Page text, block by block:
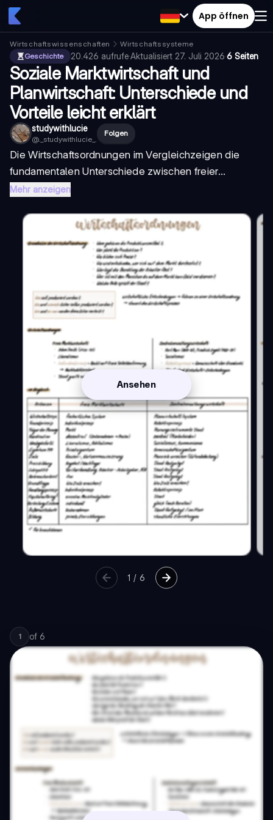
App öffnen
Wirtschaftswissenschaften
Wirtschaftssysteme
Geschichte
20.426 aufrufe·Aktualisiert 27. Juli 2026·6 Seiten
Soziale Marktwirtschaft und
Planwirtschaft: Unterschiede und
Vorteile leicht erklärt
studywithlucie
@._studywithlucie_.
Folgen
DieWirtschaftsordnungen im Vergleichzeigen die
fundamentalen Unterschiede zwischen freier...
Mehr anzeigen
Ansehen
1 /6
1 of 6